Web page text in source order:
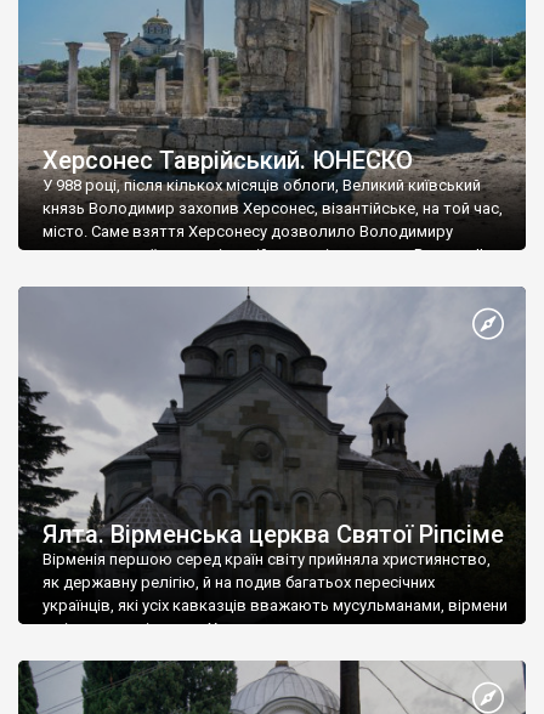
Херсонес Таврійський. ЮНЕСКО
У 988 році, після кількох місяців облоги, Великий київський
князь Володимир захопив Херсонес, візантійське, на той час,
місто. Саме взяття Херсонесу дозволило Володимиру
диктувати свої умови візантійському імператору Василю ІІ, та
Херсонесі Володимир-язичник, став Василем-християнином.
А потім було Хрещення Русі. На честь Херсонесу Таврійського
Ялта. Вірменська церква Святої Ріпсіме
Вірменія першою серед країн світу прийняла християнство,
як державну релігію, й на подив багатьох пересічних
українців, які усіх кавказців вважають мусульманами, вірмени
є відданими вірянами Христа